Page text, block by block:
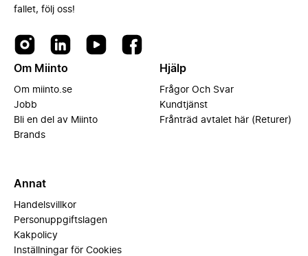
fallet, följ oss!
Om Miinto
Om miinto.se
Jobb
Bli en del av Miinto
Brands
Hjälp
Frågor Och Svar
Kundtjänst
Frånträd avtalet här (Returer)
Annat
Handelsvillkor
Personuppgiftslagen
Kakpolicy
Inställningar för Cookies